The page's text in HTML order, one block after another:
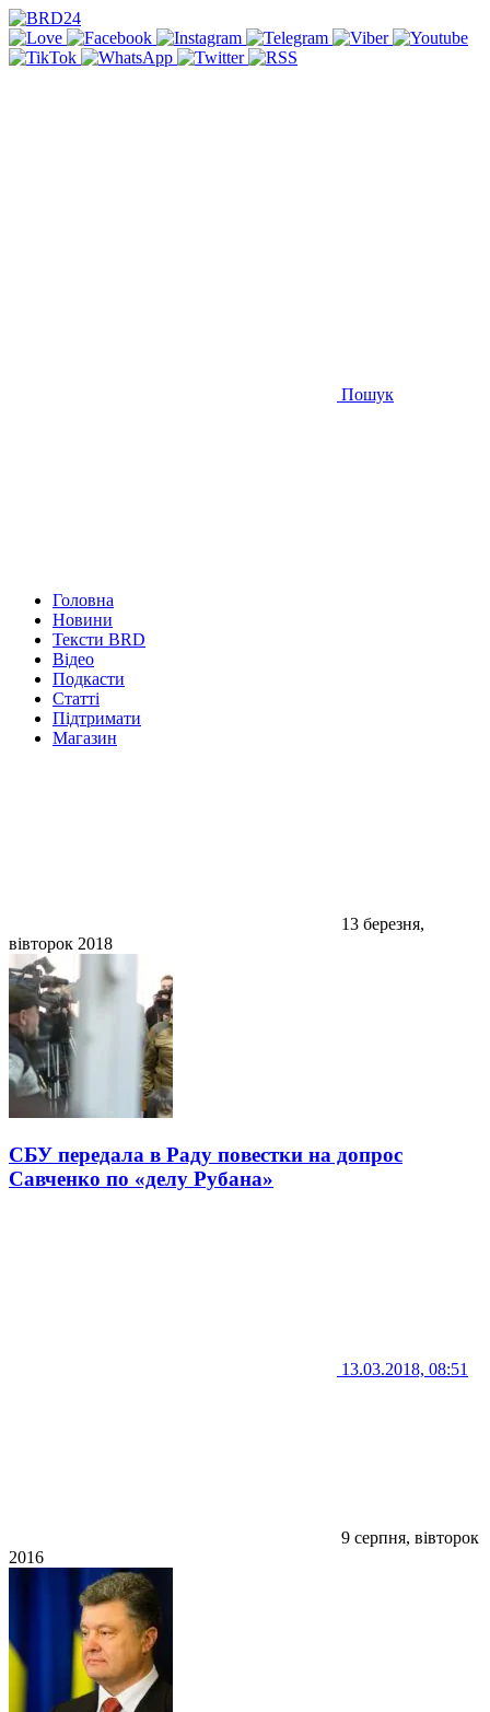
Пошук
Головна
Новини
Тексти BRD
Відео
Подкасти
Статті
Підтримати
Магазин
13 березня,
вівторок 2018
СБУ передала в Раду повестки на допрос
Савченко по «делу Рубана»
13.03.2018, 08:51
9 серпня, вівторок
2016